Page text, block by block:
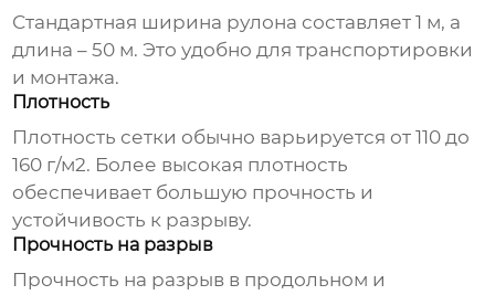
Стандартная ширина рулона составляет 1 м, а
длина – 50 м. Это удобно для транспортировки
и монтажа.
Плотность
Плотность сетки обычно варьируется от 110 до
160 г/м2. Более высокая плотность
обеспечивает большую прочность и
устойчивость к разрыву.
Прочность на разрыв
Прочность на разрыв в продольном и